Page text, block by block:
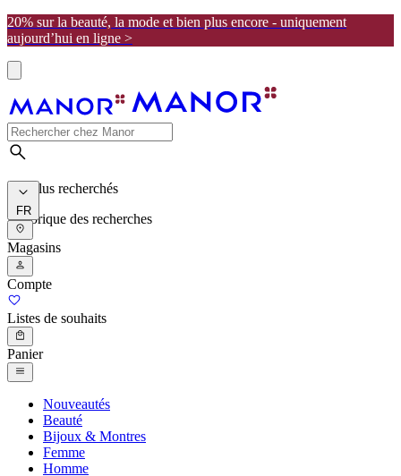
20% sur la beauté, la mode et bien plus encore - uniquement
aujourd’hui en ligne >
Les plus recherchés
Historique des recherches
FR
Magasins
Compte
Listes de souhaits
Panier
Nouveautés
Beauté
Bijoux & Montres
Femme
Homme